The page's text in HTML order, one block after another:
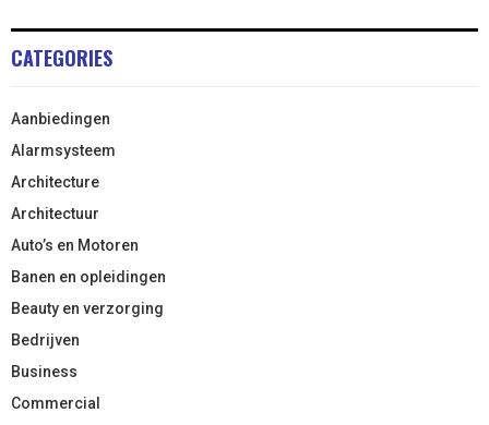
CATEGORIES
Aanbiedingen
Alarmsysteem
Architecture
Architectuur
Auto’s en Motoren
Banen en opleidingen
Beauty en verzorging
Bedrijven
Business
Commercial